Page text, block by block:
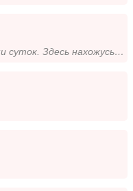
Всем доброго времени суток. Здесь нахожусь с одной целью, найти родную душу.